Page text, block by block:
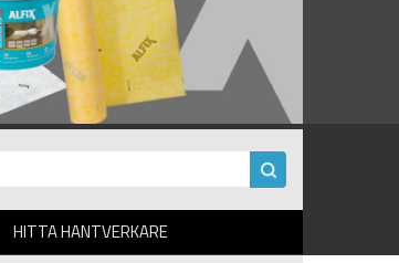
HITTA HANTVERKARE